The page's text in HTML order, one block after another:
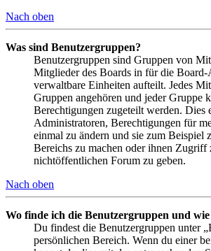
Nach oben
Was sind Benutzergruppen?
Benutzergruppen sind Gruppen von
Mitglieder des Boards in für die
verwaltbare Einheiten aufteilt. Jedes
Gruppen angehören und jeder Gruppe
Berechtigungen zugeteilt werden. Dies
Administratoren, Berechtigungen für
einmal zu ändern und sie zum Beispiel
Bereichs zu machen oder ihnen Zugriff
nichtöffentlichen Forum zu geben.
Nach oben
Wo finde ich die Benutzergruppen und
Du findest die Benutzergruppen unter
persönlichen Bereich. Wenn du einer